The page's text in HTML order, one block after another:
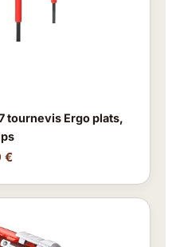
tournevis Ergo plats,
€